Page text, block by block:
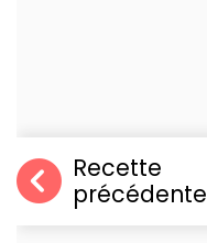
Recette
précédente